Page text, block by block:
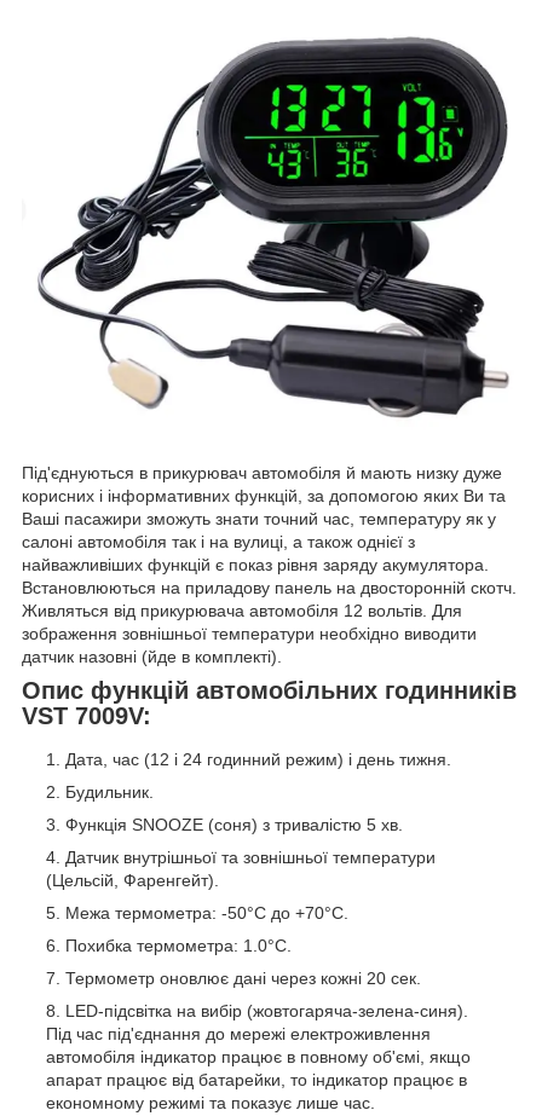
Під'єднуються в прикурювач автомобіля й мають низку дуже
корисних і інформативних функцій, за допомогою яких Ви та
Ваші пасажири зможуть знати точний час, температуру як у
салоні автомобіля так і на вулиці, а також однієї з
найважливіших функцій є показ рівня заряду акумулятора.
Встановлюються на приладову панель на двосторонній скотч.
Живляться від прикурювача автомобіля 12 вольтів. Для
зображення зовнішньої температури необхідно виводити
датчик назовні (йде в комплекті).
Опис функцій автомобільних годинників
VST 7009V:
Дата, час (12 і 24 годинний режим) і день тижня.
Будильник.
Функція SNOOZE (соня) з тривалістю 5 хв.
Датчик внутрішньої та зовнішньої температури
(Цельсій, Фаренгейт).
Межа термометра: -50°С до +70°С.
Похибка термометра: 1.0°С.
Термометр оновлює дані через кожні 20 сек.
LED-підсвітка на вибір (жовтогаряча-зелена-синя).
Під час під'єднання до мережі електроживлення
автомобіля індикатор працює в повному об'ємі, якщо
апарат працює від батарейки, то індикатор працює в
економному режимі та показує лише час.